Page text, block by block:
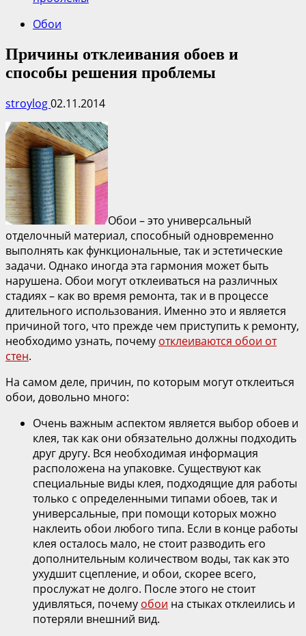
Обои
Причины отклеивания обоев и
способы решения проблемы
stroylog02.11.2014
Обои – это универсальный
отделочный материал, способный одновременно
выполнять как функциональные, так и эстетические
задачи. Однако иногда эта гармония может быть
нарушена. Обои могут отклеиваться на различных
стадиях – как во время ремонта, так и в процессе
длительного использования. Именно это и является
причиной того, что прежде чем приступить к ремонту,
необходимо узнать, почему отклеиваются обои от
стен.
На самом деле, причин, по которым могут отклеиться
обои, довольно много:
Очень важным аспектом является выбор обоев и
клея, так как они обязательно должны подходить
друг другу. Вся необходимая информация
расположена на упаковке. Существуют как
специальные виды клея, подходящие для работы
только с определенными типами обоев, так и
универсальные, при помощи которых можно
наклеить обои любого типа. Если в конце работы
клея осталось мало, не стоит разводить его
дополнительным количеством воды, так как это
ухудшит сцепление, и обои, скорее всего,
прослужат не долго. После этого не стоит
удивляться, почему обои на стыках отклеились и
потеряли внешний вид.